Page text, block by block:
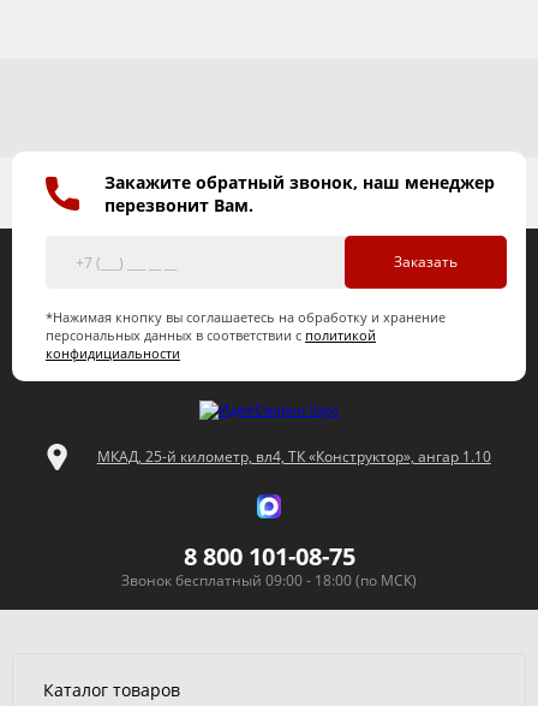
Закажите обратный звонок, наш менеджер
перезвонит Вам.
Заказать
*Нажимая кнопку вы соглашаетесь на обработку и хранение
персональных данных в соответствии с политикой
конфидициальности
МКАД, 25-й километр, вл4, ТК «Конструктор», ангар 1.10
8 800 101-08-75
Звонок бесплатный 09:00 - 18:00 (по МСК)
Каталог товаров